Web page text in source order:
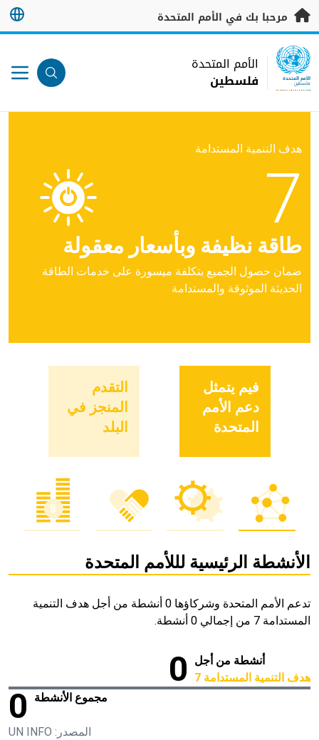
تخطى إلى المحتوى الرئيسي
مرحبا بك في الأمم المتحدة
UN Logo
الأمم المتحدة
فلسطين
الأمم المتحدة
فلسطين
هدف التنمية المستدامة
7
طاقة نظيفة وبأسعار معقولة
ضمان حصول الجميع بتكلفة ميسورة على خدمات الطاقة
الحديثة الموثوقة والمستدامة
فيم يتمثل
دعم الأمم
المتحدة
التقدم
المنجز في
البلد
الأنشطة الرئيسية لللأمم المتحدة
تدعم الأمم المتحدة وشركاؤها 0 أنشطة من أجل هدف التنمية
المستدامة 7 من إجمالي 0 أنشطة.
أنشطة من أجل
هدف التنمية المستدامة 7
0
مجموع الأنشطة 0
المصدر: UN INFO